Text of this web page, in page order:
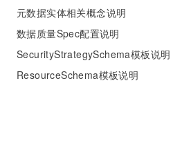
元数据实体相关概念说明
数据质量Spec配置说明
SecurityStrategySchema模板说明
ResourceSchema模板说明